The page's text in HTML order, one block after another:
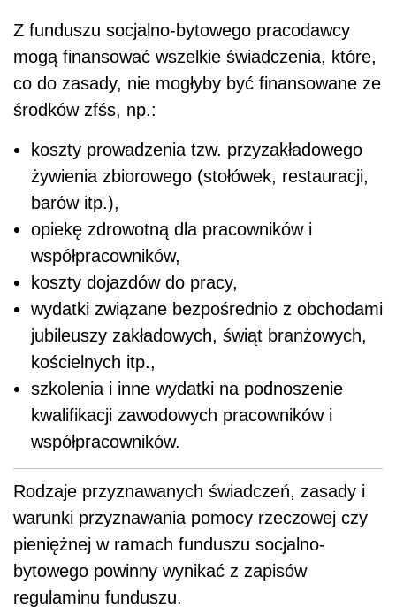
Z funduszu socjalno-bytowego pracodawcy
mogą finansować wszelkie świadczenia, które,
co do zasady, nie mogłyby być finansowane ze
środków zfśs, np.:
koszty prowadzenia tzw. przyzakładowego
żywienia zbiorowego (stołówek, restauracji,
barów itp.),
opiekę zdrowotną dla pracowników i
współpracowników,
koszty dojazdów do pracy,
wydatki związane bezpośrednio z obchodami
jubileuszy zakładowych, świąt branżowych,
kościelnych itp.,
szkolenia i inne wydatki na podnoszenie
kwalifikacji zawodowych pracowników i
współpracowników.
Rodzaje przyznawanych świadczeń, zasady i
warunki przyznawania pomocy rzeczowej czy
pieniężnej w ramach funduszu socjalno-
bytowego powinny wynikać z zapisów
regulaminu funduszu.